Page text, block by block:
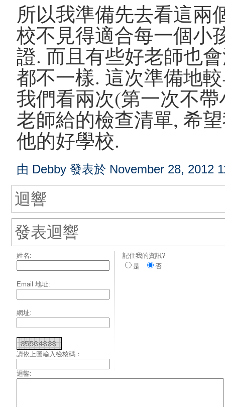
所以我準備先去看這兩
校不見得適合每一個小
證. 而且有些好老師也
都不一樣. 這次準備地
我們看兩次(第一次不
老師給的檢查清單, 希
他的好學校.
由 Debby 發表於 November 28, 2012
迴響
發表迴響
姓名:
Email 地址:
網址:
請依上圖輸入檢核碼：
記住我的資訊?
是
否
迴響: